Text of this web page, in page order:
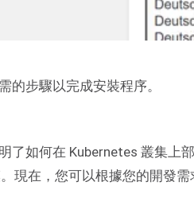
的步驟以完成安裝程序。
了如何在 Kubernetes 叢集上
現在，您可以根據您的開發